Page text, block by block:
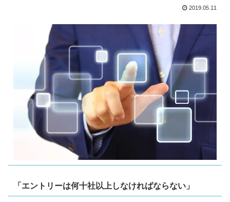
2019.05.11
「エントリーは何十社以上しなければならない」